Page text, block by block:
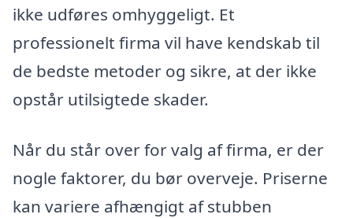
ikke udføres omhyggeligt. Et
professionelt firma vil have kendskab til
de bedste metoder og sikre, at der ikke
opstår utilsigtede skader.
Når du står over for valg af firma, er der
nogle faktorer, du bør overveje. Priserne
kan variere afhængigt af stubben